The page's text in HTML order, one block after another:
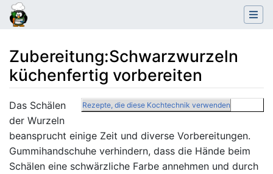
Zubereitung:Schwarzwurzeln
küchenfertig vorbereiten
Wechseln zu: Navigation,Suche
Rezepte, die diese Kochtechnik verwenden
Das Schälen
der Wurzeln
beansprucht einige Zeit und diverse Vorbereitungen.
Gummihandschuhe verhindern, dass die Hände beim
Schälen eine schwärzliche Farbe annehmen und durch